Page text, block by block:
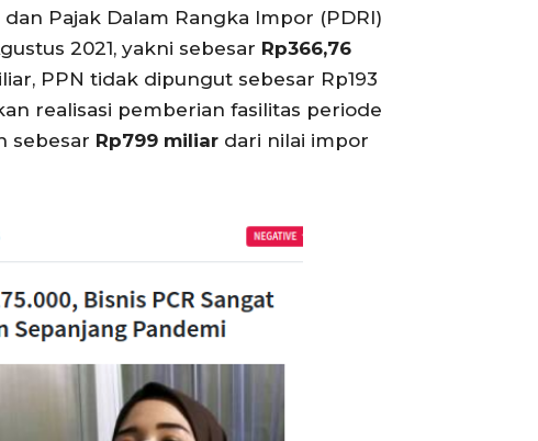
Pajak Dalam Rangka Impor (PDRI)
2021, yakni sebesar Rp366,76
PPN tidak dipungut sebesar Rp193
realisasi pemberian fasilitas periode
sebesar Rp799 miliar dari nilai impor